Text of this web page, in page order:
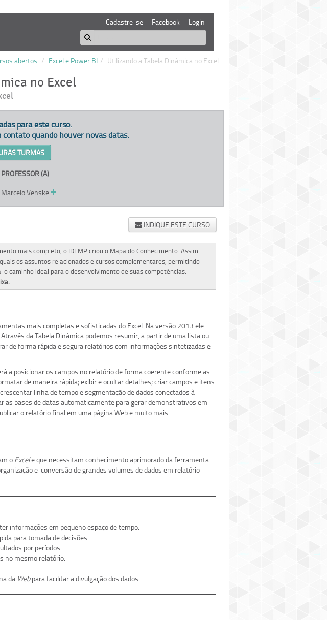
Login
Facebook
Cadastre-se
abertos / Excel e Power BI / Utilizando a Tabela Dinâmica no Excel
no Excel
para este curso.
quando houver novas datas.
TURMAS
PROFESSOR (A)
Marcelo Venske
INDIQUE ESTE CURSO
mais completo, o IDEMP criou o Mapa do Conhecimento. Assim
os assuntos relacionados e cursos complementares, permitindo
caminho ideal para o desenvolvimento de suas competências.
mais completas e sofisticadas do Excel. Na versão 2013 ele
da Tabela Dinâmica podemos resumir, a partir de uma lista ou
de forma rápida e segura relatórios com informações sintetizadas e
a posicionar os campos no relatório de forma coerente conforme as
de maneira rápida; exibir e ocultar detalhes; criar campos e itens
linha de tempo e segmentação de dados conectados à
as bases de datas automaticamente para gerar demonstrativos em
o relatório final em uma página Web e muito mais.
o Excele que necessitam conhecimento aprimorado da ferramenta
e conversão de grandes volumes de dados em relatório
informações em pequeno espaço de tempo.
para tomada de decisões.
por períodos.
no mesmo relatório.
da Webpara facilitar a divulgação dos dados.